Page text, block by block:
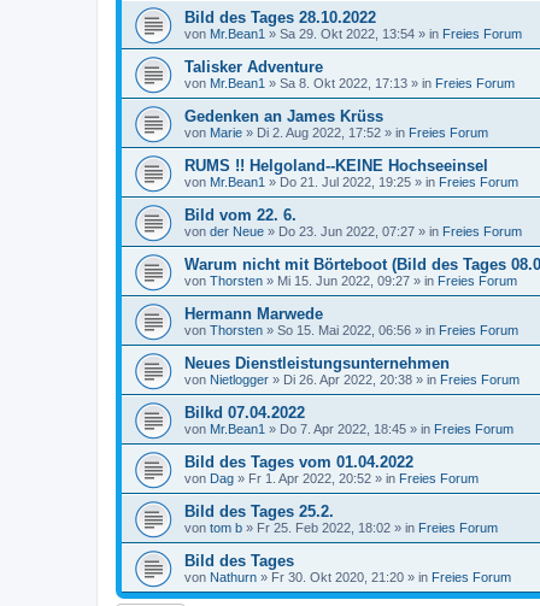
Bild des Tages 28.10.2022
von Mr.Bean1 » Sa 29. Okt 2022, 13:54 » in Freies Forum
Talisker Adventure
von Mr.Bean1 » Sa 8. Okt 2022, 17:13 » in Freies Forum
Gedenken an James Krüss
von Marie » Di 2. Aug 2022, 17:52 » in Freies Forum
RUMS !! Helgoland--KEINE Hochseeinsel
von Mr.Bean1 » Do 21. Jul 2022, 19:25 » in Freies Forum
Bild vom 22. 6.
von der Neue » Do 23. Jun 2022, 07:27 » in Freies Forum
Warum nicht mit Börteboot (Bild des Tages
von Thorsten » Mi 15. Jun 2022, 09:27 » in Freies Forum
Hermann Marwede
von Thorsten » So 15. Mai 2022, 06:56 » in Freies Forum
Neues Dienstleistungsunternehmen
von Nietlogger » Di 26. Apr 2022, 20:38 » in Freies Forum
Bilkd 07.04.2022
von Mr.Bean1 » Do 7. Apr 2022, 18:45 » in Freies Forum
Bild des Tages vom 01.04.2022
von Dag » Fr 1. Apr 2022, 20:52 » in Freies Forum
Bild des Tages 25.2.
von tom b » Fr 25. Feb 2022, 18:02 » in Freies Forum
Bild des Tages
von Nathurn » Fr 30. Okt 2020, 21:20 » in Freies Forum